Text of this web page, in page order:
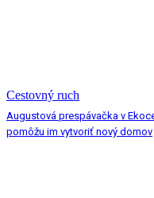
Cestovný ruch
Augustová prespávačka v
pomôžu im vytvoriť nový domov